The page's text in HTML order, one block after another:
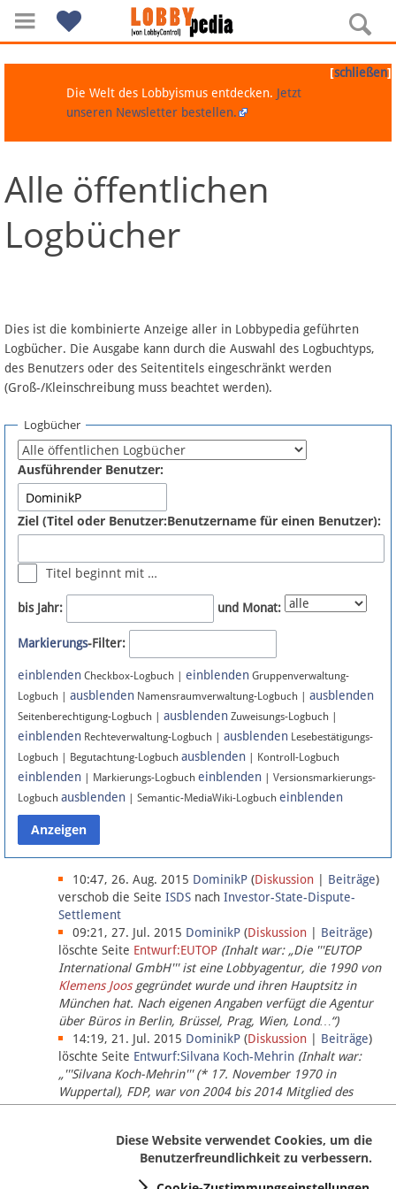
Navigation
Über Lobbypedia
Artikel nach Kategorien
FAQ
Fördermitglied werden
Fehler melden
Newsletter
Bluesky
Facebook
Instagram
Anmelden
Datenschutz
Über Lobbypedia
Impressum
[schließen]
Die Welt des Lobbyismus entdecken. Jetzt
unseren Newsletter bestellen.
Alle öffentlichen
Logbücher
Dies ist die kombinierte Anzeige aller in Lobbypedia geführten
Logbücher. Die Ausgabe kann durch die Auswahl des Logbuchtyps,
des Benutzers oder des Seitentitels eingeschränkt werden
(Groß-/Kleinschreibung muss beachtet werden).
Logbücher
Ausführender Benutzer:
Ziel (Titel oder Benutzer:Benutzername für einen Benutzer):
Titel beginnt mit …
bis Jahr: und Monat:
Markierungs-Filter:
einblenden Checkbox-Logbuch | einblenden Gruppenverwaltung-
Logbuch | ausblenden Namensraumverwaltung-Logbuch | ausblenden
Seitenberechtigung-Logbuch | ausblenden Zuweisungs-Logbuch |
einblenden Rechteverwaltung-Logbuch | ausblenden Lesebestätigungs-
Logbuch | Begutachtung-Logbuch ausblenden | Kontroll-Logbuch
einblenden | Markierungs-Logbuch einblenden | Versionsmarkierungs-
Logbuch ausblenden | Semantic-MediaWiki-Logbuch einblenden
10:47, 26. Aug. 2015 DominikP (Diskussion Beiträge)
verschob die Seite ISDS nach Investor-State-Dispute-
Settlement
09:21, 27. Jul. 2015 DominikP (Diskussion Beiträge)
löschte Seite Entwurf:EUTOP (Inhalt war: „Die '''EUTOP
International GmbH''' ist eine Lobbyagentur, die 1990 von
Klemens Joosgegründet wurde und ihren Hauptsitz in
München hat. Nach eigenen Angaben verfügt die Agentur
über Büros in Berlin, Brüssel, Prag, Wien, Lond…“)
14:19, 21. Jul. 2015 DominikP (Diskussion Beiträge)
löschte Seite Entwurf:Silvana Koch-Mehrin (Inhalt war:
„'''Silvana Koch-Mehrin''' (* 17. November 1970 in
Wuppertal), FDP, war von 2004 bis 2014 Mitglied des
Europäischen Parlaments, seit November 2014 ist sie für
Diese Website verwendet Cookies, um die
Benutzerfreundlichkeit zu verbessern.